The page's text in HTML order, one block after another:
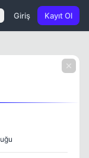
Giriş Kayıt Ol